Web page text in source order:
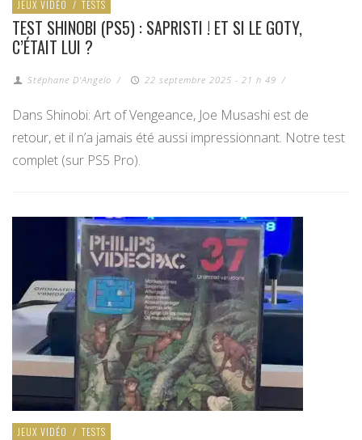
JEUX VIDÉO / TESTS
TEST SHINOBI (PS5) : SAPRISTI ! ET SI LE GOTY,
C’ÉTAIT LUI ?
Stéphane D'Angelo / 22 septembre 2025 - 21 h 49 /
Dans Shinobi: Art of Vengeance, Joe Musashi est de
retour, et il n’a jamais été aussi impressionnant. Notre test
complet (sur PS5 Pro).
JEUX VIDÉO / TESTS